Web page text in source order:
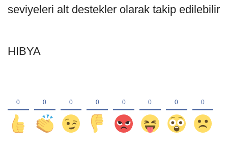
seviyeleri alt destekler olarak takip edilebilir
HIBYA